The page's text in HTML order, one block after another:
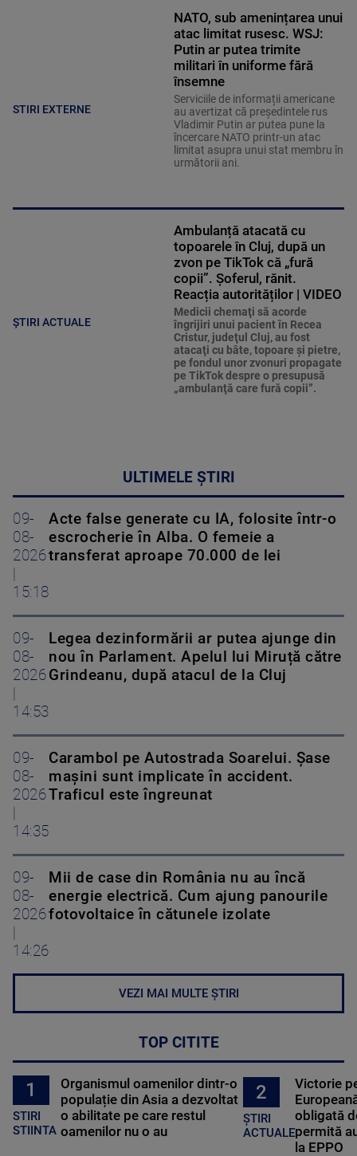
STIRI EXTERNE
NATO, sub amenințarea unui
atac limitat rusesc. WSJ:
Putin ar putea trimite
militari în uniforme fără
însemne
Serviciile de informații americane
au avertizat că președintele rus
Vladimir Putin ar putea pune la
încercare NATO printr-un atac
limitat asupra unui stat membru în
următorii ani.
ȘTIRI ACTUALE
Ambulanță atacată cu
topoarele în Cluj, după un
zvon pe TikTok că „fură
copii”. Șoferul, rănit.
Reacția autorităților | VIDEO
Medicii chemaţi să acorde
îngrijiri unui pacient în Recea
Cristur, judeţul Cluj, au fost
atacaţi cu bâte, topoare şi pietre,
pe fondul unor zvonuri propagate
pe TikTok despre o presupusă
„ambulanţă care fură copii”.
ULTIMELE ȘTIRI
09-
08-
2026
|
15:18
Acte false generate cu IA, folosite într-o
escrocherie în Alba. O femeie a
transferat aproape 70.000 de lei
09-
08-
2026
|
14:53
Legea dezinformării ar putea ajunge din
nou în Parlament. Apelul lui Miruță către
Grindeanu, după atacul de la Cluj
09-
08-
2026
|
14:35
Carambol pe Autostrada Soarelui. Șase
mașini sunt implicate în accident.
Traficul este îngreunat
09-
08-
2026
|
14:26
Mii de case din România nu au încă
energie electrică. Cum ajung panourile
fotovoltaice în cătunele izolate
VEZI MAI MULTE ȘTIRI
TOP CITITE
1
STIRI
STIINTA
Organismul oamenilor dintr-o
populație din Asia a dezvoltat
o abilitate pe care restul
oamenilor nu o au
2
ȘTIRI
ACTUALE
Victorie
obligată
permită
la EPPO